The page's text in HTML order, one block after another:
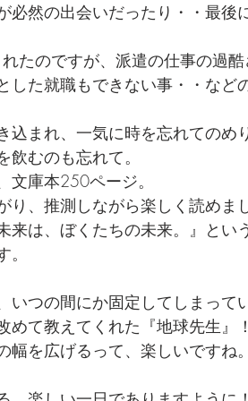
必然の出会いだったり・・最後
たのですが、派遣の仕事の過
した就職もできない事・・など
込まれ、一気に時を忘れてのめ
むのも忘れて。
文庫本250ページ。
り、推測しながら楽しく読めまし
来は、ぼくたちの未来。』とい
いつの間にか固定してしまって
めて教えてくれた『地球先生』！
幅を広げるって、楽しいですね。